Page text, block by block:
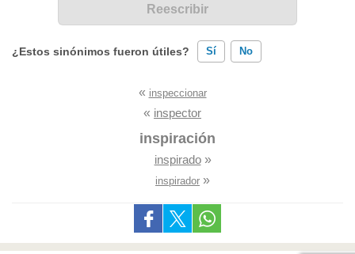
¿Estos sinónimos fueron útiles? Sí No
Existen sinónimos incorrectos
Ninguno de los sinónimos presentados me ayudó
« inspeccionar
« inspector
inspiración
inspirado»
inspirador »